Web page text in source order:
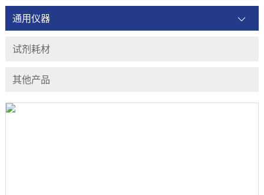
通用仪器
试剂耗材
其他产品